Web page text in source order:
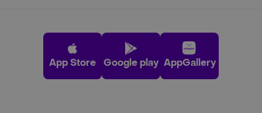
App Store Google play AppGallery